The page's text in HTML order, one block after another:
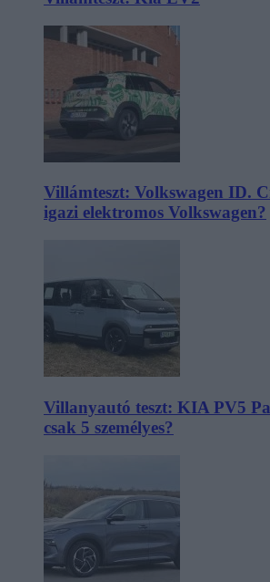
Villámteszt: Volkswagen ID.
igazi elektromos Volkswagen?
Villanyautó teszt: KIA PV5
csak 5 személyes?